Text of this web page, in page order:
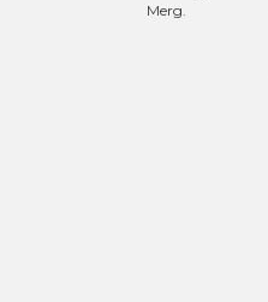
Merg.